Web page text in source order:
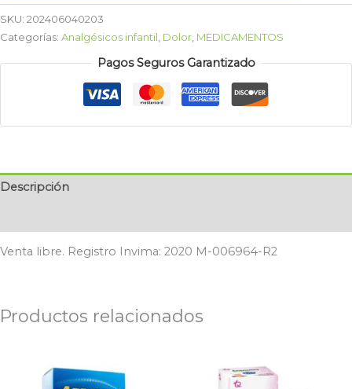
SKU: 202406040203
Categorías: Analgésicos infantil Dolor MEDICAMENTOS
Pagos Seguros Garantizado
Descripción
Venta libre. Registro Invima: 2020 M-006964-R2
Productos relacionados